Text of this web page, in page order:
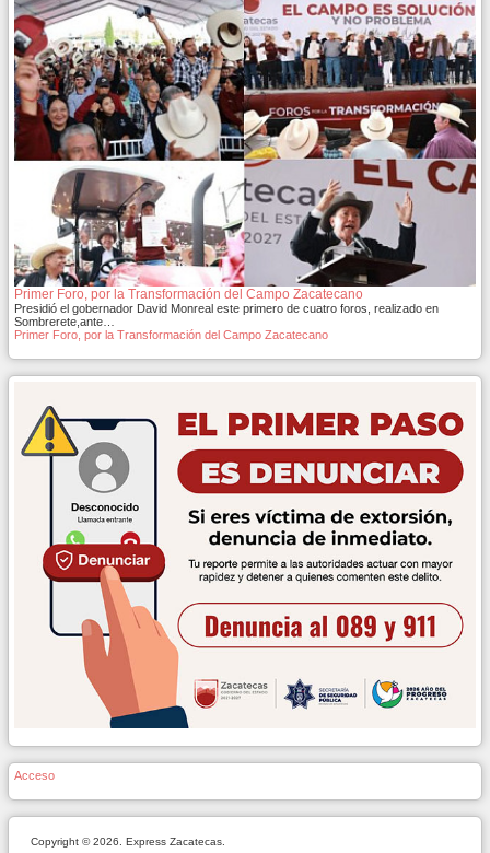
Primer Foro, por la Transformación del Campo Zacatecano
Presidió el gobernador David Monreal este primero de cuatro foros, realizado en
Sombrerete,ante…
Primer Foro, por la Transformación del Campo Zacatecano
Acceso
Copyright © 2026. Express Zacatecas.